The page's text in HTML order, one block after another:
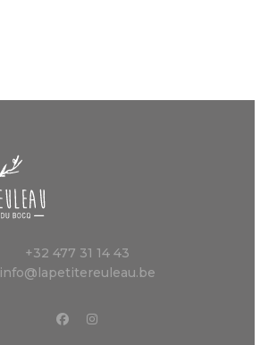
+32 477 31 14 43
info@lapetitereuleau.be